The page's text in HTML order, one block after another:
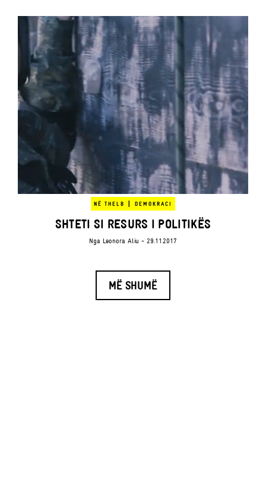
NË THELB | DEMOKRACI
SHTETI SI RESURS I POLITIKËS
Nga Leonora Aliu - 29.11.2017
MË SHUMË